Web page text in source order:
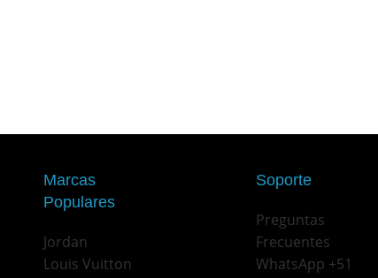
Marcas
Populares
Jordan
Louis Vuitton
Soporte
Preguntas
Frecuentes
WhatsApp +51